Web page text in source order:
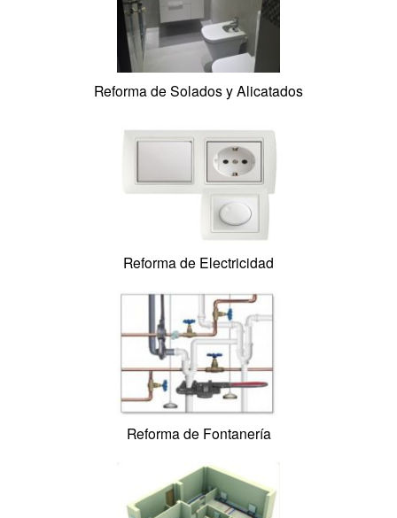
Reforma de Albañilería
Reforma de Solados y Alicatados